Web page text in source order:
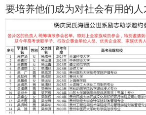
要培养他们成为对社会有用的